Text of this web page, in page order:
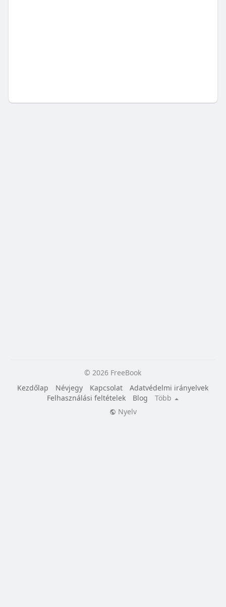
© 2026 FreeBook
Kezdőlap
Névjegy Kapcsolat
Adatvédelmi irányelvek
Felhasználási feltételek
Blog
Több
Nyelv